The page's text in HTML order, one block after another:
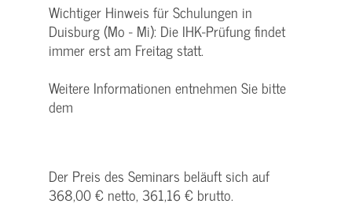
Wichtiger Hinweis für Schulungen in
Duisburg (Mo - Mi): Die IHK-Prüfung findet
immer erst am Freitag statt.
Weitere Informationen entnehmen Sie bitte
dem
Der Preis des Seminars beläuft sich auf
368,00 € netto, 361,16 € brutto.